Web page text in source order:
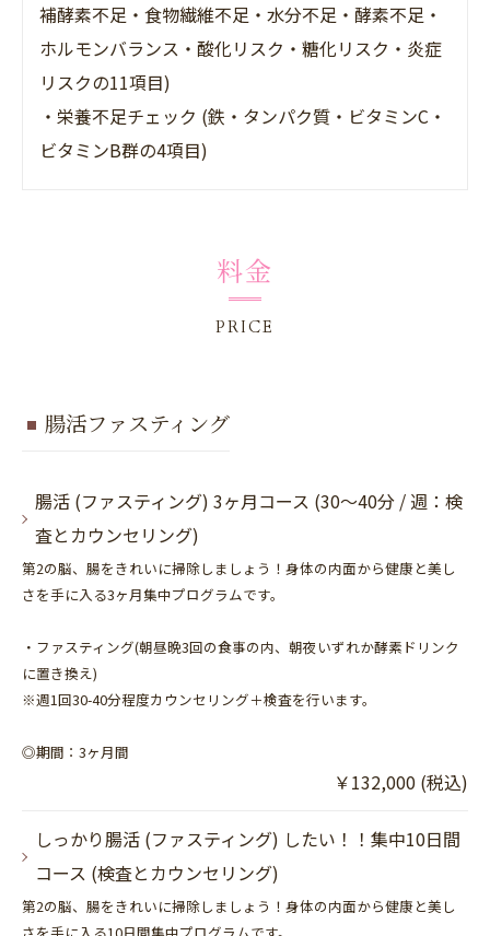
補酵素不足・食物繊維不足・水分不足・酵素不足・
ホルモンバランス・酸化リスク・糖化リスク・炎症
リスクの11項目)
・栄養不足チェック (鉄・タンパク質・ビタミンC・
ビタミンB群の4項目)
料金
PRICE
腸活ファスティング
腸活 (ファスティング) 3ヶ月コース (30～40分 / 週：検
査とカウンセリング)
第2の脳、腸をきれいに掃除しましょう！身体の内面から健康と美し
さを手に入る3ヶ月集中プログラムです。
・ファスティング(朝昼晩3回の食事の内、朝夜いずれか酵素ドリンク
に置き換え)
※週1回30-40分程度カウンセリング＋検査を行います。
◎期間：3ヶ月間
￥132,000 (税込)
しっかり腸活 (ファスティング) したい！！集中10日間
コース (検査とカウンセリング)
第2の脳、腸をきれいに掃除しましょう！身体の内面から健康と美し